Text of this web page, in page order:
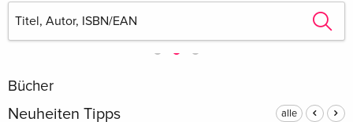
Bücher
Neuheiten Tipps alle